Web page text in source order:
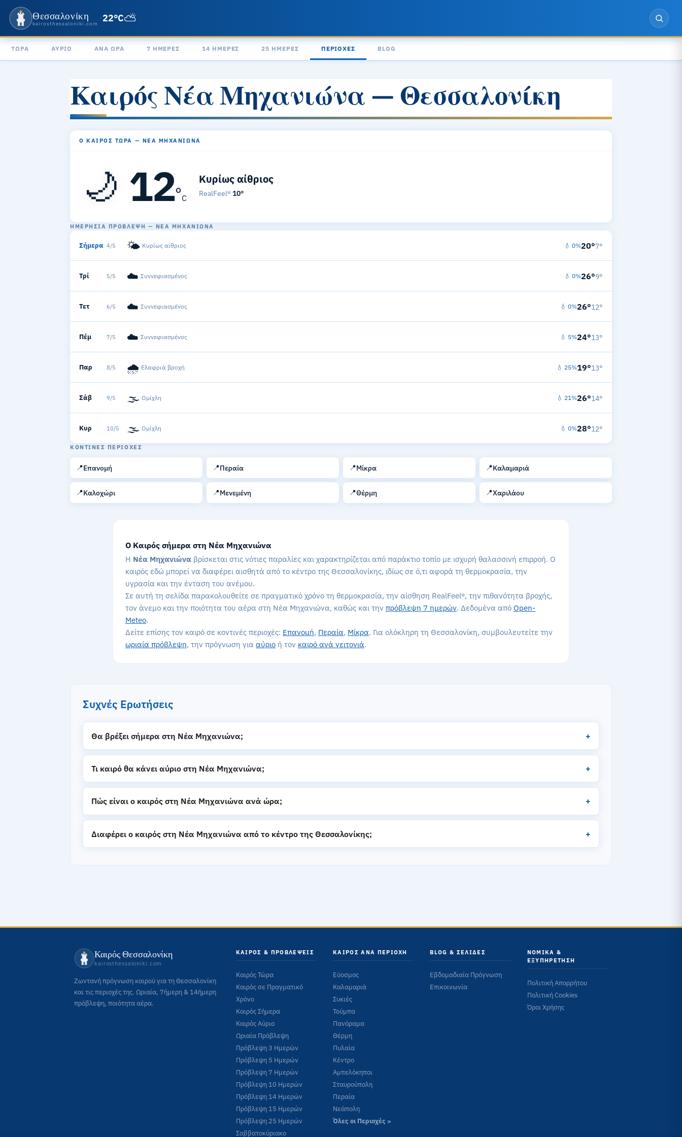
Θεσσαλονίκη
kairosthessaloniki.com
·22°C⛅
ΤΏΡΑ ΑΎΡΙΟ ΑΝΆ ΏΡΑ 7 ΗΜΈΡΕΣ 14 ΗΜΈΡΕΣ 25 ΗΜΈΡΕΣ ΠΕΡΙΟΧΈΣ BLOG
Καιρός Νέα Μηχανιώνα — Θεσσαλονίκη
Ο ΚΑΙΡΌΣ ΤΏΡΑ — ΝΈΑ ΜΗΧΑΝΙΏΝΑ
🌙 12°C
Κυρίως αίθριος
RealFeel®10°
ΗΜΕΡΉΣΙΑ ΠΡΌΒΛΕΨΗ — ΝΈΑ ΜΗΧΑΝΙΏΝΑ
Σήμερα 4/5 🌤️ Κυρίως αίθριος 💧 0%20°7°
Τρί 5/5 ☁️ Συννεφιασμένος 💧 0%26°9°
Τετ 6/5 ☁️ Συννεφιασμένος 💧 0%26°12°
Πέμ 7/5 ☁️ Συννεφιασμένος 💧 5%24°13°
Παρ 8/5 🌧️ Ελαφριά βροχή 💧 25%19°13°
Σάβ 9/5 🌫️ Ομίχλη 💧 21%26°14°
Κυρ 10/5 🌫️ Ομίχλη 💧 0%28°12°
ΚΟΝΤΙΝΈΣ ΠΕΡΙΟΧΈΣ
📍Επανομή 📍Περαία 📍Μίκρα 📍Καλαμαριά
📍Καλοχώρι 📍Μενεμένη 📍Θέρμη 📍Χαριλάου
Ο Καιρός σήμερα στη Νέα Μηχανιώνα
Η Νέα Μηχανιώνα βρίσκεται στις νότιες παραλίες και χαρακτηρίζεται από παράκτιο τοπίο με ισχυρή θαλασσινή επιρροή. Ο
καιρός εδώ μπορεί να διαφέρει αισθητά από το κέντρο της Θεσσαλονίκης, ιδίως σε ό,τι αφορά τη θερμοκρασία, την
υγρασία και την ένταση του ανέμου.
Σε αυτή τη σελίδα παρακολουθείτε σε πραγματικό χρόνο τη θερμοκρασία, την αίσθηση RealFeel®, την πιθανότητα βροχής,
τον άνεμο και την ποιότητα του αέρα στη Νέα Μηχανιώνα, καθώς και την πρόβλεψη 7 ημερών. Δεδομένα από Open-
Meteo.
Δείτε επίσης τον καιρό σε κοντινές περιοχές: Επανομή, Περαία, Μίκρα. Για ολόκληρη τη Θεσσαλονίκη, συμβουλευτείτε την
ωριαία πρόβλεψη, την πρόγνωση για αύριο ή τον καιρό ανά γειτονιά.
Συχνές Ερωτήσεις
Θα βρέξει σήμερα στη Νέα Μηχανιώνα;
Τι καιρό θα κάνει αύριο στη Νέα Μηχανιώνα;
Πώς είναι ο καιρός στη Νέα Μηχανιώνα ανά ώρα;
Διαφέρει ο καιρός στη Νέα Μηχανιώνα από το κέντρο της Θεσσαλονίκης;
Καιρός Θεσσαλονίκη
kairosthessaloniki.com
Ζωντανή πρόγνωση καιρού για τη Θεσσαλονίκη
και τις περιοχές της. Ωριαία, 7ήμερη & 14ήμερη
πρόβλεψη, ποιότητα αέρα.
ΚΑΙΡΌΣ & ΠΡΟΒΛΈΨΕΙΣ
Καιρός Τώρα
Καιρός σε Πραγματικό
Χρόνο
Καιρός Σήμερα
Καιρός Αύριο
Ωριαία Πρόβλεψη
Πρόβλεψη 3 Ημερών
Πρόβλεψη 5 Ημερών
Πρόβλεψη 7 Ημερών
Πρόβλεψη 10 Ημερών
Πρόβλεψη 14 Ημερών
Πρόβλεψη 15 Ημερών
Πρόβλεψη 25 Ημερών
Σαββατοκύριακο
ΚΑΙΡΌΣ ΑΝΆ ΠΕΡΙΟΧΉ
Εύοσμος
Καλαμαριά
Συκιές
Τούμπα
Πανόραμα
Θέρμη
Πυλαία
Κέντρο
Αμπελόκηποι
Σταυρούπολη
Περαία
Νεάπολη
Όλες οι Περιοχές »
BLOG & ΣΕΛΊΔΕΣ
Εβδομαδιαία Πρόγνωση
Επικοινωνία
ΝΟΜΙΚΆ &
ΕΞΥΠΗΡΈΤΗΣΗ
Πολιτική Απορρήτου
Πολιτική Cookies
Όροι Χρήσης